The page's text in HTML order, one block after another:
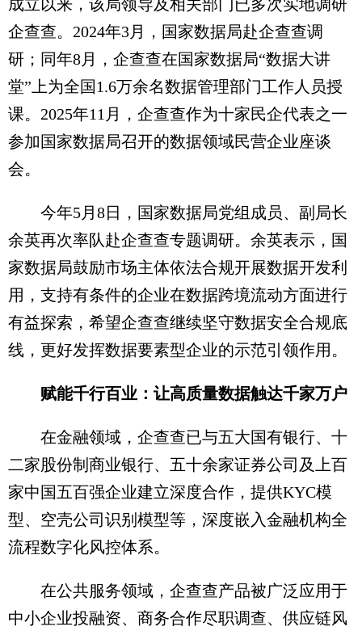
成立以来，该局领导及相关部门已多次实地调研
企查查。2024年3月，国家数据局赴企查查调
研；同年8月，企查查在国家数据局“数据大讲
堂”上为全国1.6万余名数据管理部门工作人员授
课。2025年11月，企查查作为十家民企代表之一
参加国家数据局召开的数据领域民营企业座谈
会。
今年5月8日，国家数据局党组成员、副局长
余英再次率队赴企查查专题调研。余英表示，国
家数据局鼓励市场主体依法合规开展数据开发利
用，支持有条件的企业在数据跨境流动方面进行
有益探索，希望企查查继续坚守数据安全合规底
线，更好发挥数据要素型企业的示范引领作用。
赋能千行百业：让高质量数据触达千家万户
在金融领域，企查查已与五大国有银行、十
二家股份制商业银行、五十余家证券公司及上百
家中国五百强企业建立深度合作，提供KYC模
型、空壳公司识别模型等，深度嵌入金融机构全
流程数字化风控体系。
在公共服务领域，企查查产品被广泛应用于
中小企业投融资、商务合作尽职调查、供应链风